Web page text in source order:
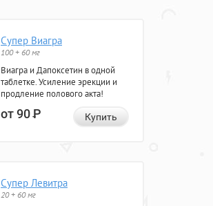
Супер Виагра
100 + 60 мг
Виагра и Дапоксетин в одной
таблетке. Усиление эрекции и
продление полового акта!
от 90Р Купить
Супер Левитра
20 + 60 мг